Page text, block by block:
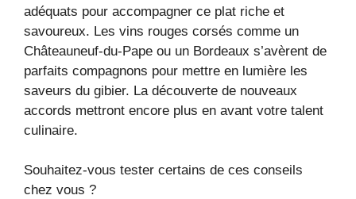
adéquats pour accompagner ce plat riche et
savoureux. Les vins rouges corsés comme un
Châteauneuf-du-Pape ou un Bordeaux s’avèrent de
parfaits compagnons pour mettre en lumière les
saveurs du gibier. La découverte de nouveaux
accords mettront encore plus en avant votre talent
culinaire.
Souhaitez-vous tester certains de ces conseils
chez vous ?